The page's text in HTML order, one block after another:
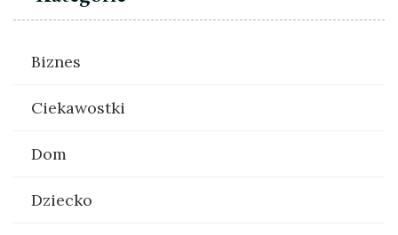
Biznes
Ciekawostki
Dom
Dziecko